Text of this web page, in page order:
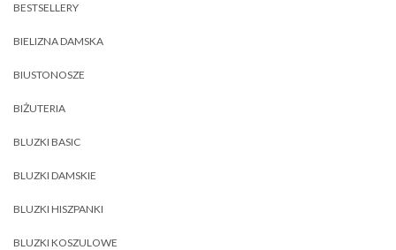
BESTSELLERY
BIELIZNA DAMSKA
BIUSTONOSZE
BIŻUTERIA
BLUZKI BASIC
BLUZKI DAMSKIE
BLUZKI HISZPANKI
BLUZKI KOSZULOWE